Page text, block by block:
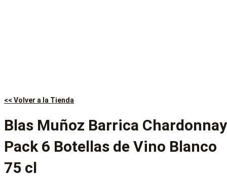
<< Volver a la Tienda
Blas Muñoz Barrica
Pack 6 Botellas de Vino Blanco
75 cl